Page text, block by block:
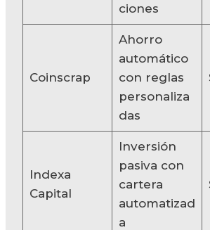
ciones
Coinscrap
Ahorro
automático
con reglas
personaliza
das
Indexa
Capital
Inversión
pasiva con
cartera
automatizad
a